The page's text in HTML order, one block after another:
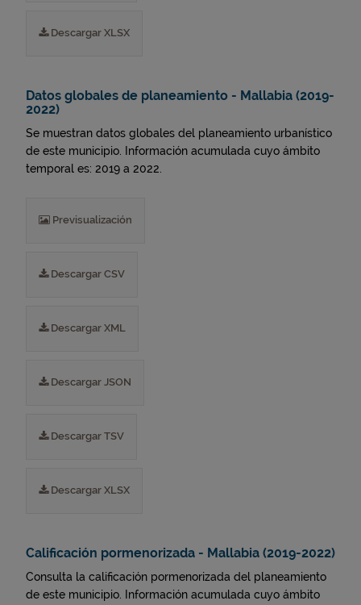
Descargar XLSX
Datos globales de planeamiento - Mallabia (2019-
2022)
Se muestran datos globales del planeamiento urbanístico
de este municipio. Información acumulada cuyo ámbito
temporal es: 2019 a 2022.
Previsualización
Descargar CSV
Descargar XML
Descargar JSON
Descargar TSV
Descargar XLSX
Calificación pormenorizada - Mallabia (2019-2022)
Consulta la calificación pormenorizada del planeamiento
de este municipio. Información acumulada cuyo ámbito